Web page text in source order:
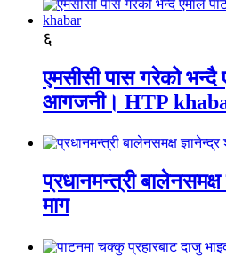
६
एमसीसी पास गरेको भन्दै
आगजनी। HTP
प्रधानमन्त्री बालेनसमक्ष
माग